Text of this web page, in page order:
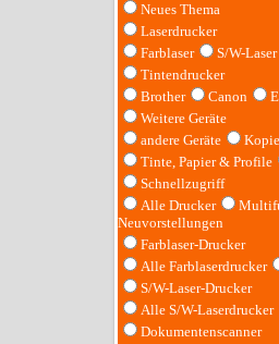
Neues Thema
Laserdrucker
Farblaser
S/W-Laser
Tintendrucker
Brother
Canon
Weitere Geräte
andere Geräte
Tinte, Papier & Profile
Schnellzugriff
Alle Drucker
Neuvorstellungen
Farblaser-Drucker
Alle Farblaserdrucker
S/W-Laser-Drucker
Alle S/W-Laserdrucker
Dokumentenscanner